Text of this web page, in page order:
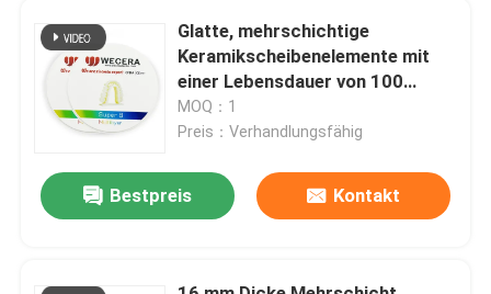
Qualitätskontrolle
Neuigkeiten
Bitte um ein Angebot
Glatte, mehrschichtige
Keramikscheibenelemente mit
einer Lebensdauer von 100
Jahren, die langlebige
elektronische
MOQ：1
Preis：Verhandlungsfähig
Bestpreis Kontakt